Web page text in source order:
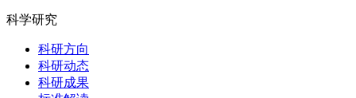
科学研究
科研方向
科研动态
科研成果